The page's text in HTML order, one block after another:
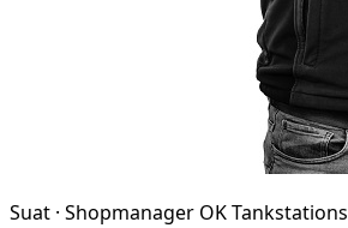
Suat · Shopmanager OK Tankstations